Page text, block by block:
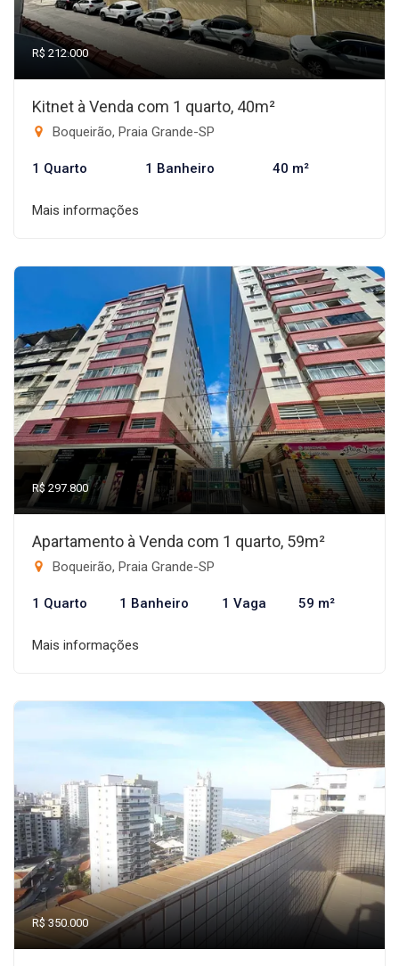
R$ 212.000
Kitnet à Venda com 1 quarto, 40m²
Boqueirão, Praia Grande-SP
1 Quarto 1 Banheiro 40 m²
Mais informações
R$ 297.800
Apartamento à Venda com 1 quarto, 59m²
Boqueirão, Praia Grande-SP
1 Quarto 1 Banheiro 1 Vaga 59 m²
Mais informações
R$ 350.000